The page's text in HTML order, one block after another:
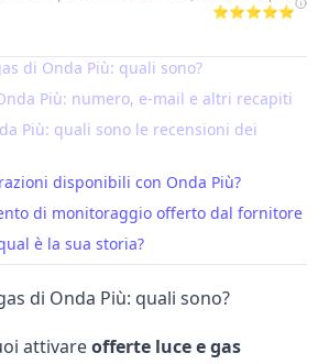
⭐⭐⭐⭐⭐
di Onda Più: quali sono?
Più: numero, e-mail e altri recapiti
Più: quali sono le recensioni dei
disponibili con Onda Più?
di monitoraggio offerto dal fornitore
è la sua storia?
di Onda Più: quali sono?
attivareofferte luce e gas